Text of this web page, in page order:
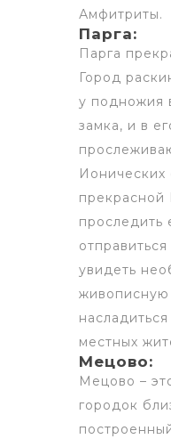
Амфитриты.
Парга:
Парга
Город
у подножия
замка, и в
Ионических
проследить
увидеть
живописную
местных
Мецово:
Мецово –
городок